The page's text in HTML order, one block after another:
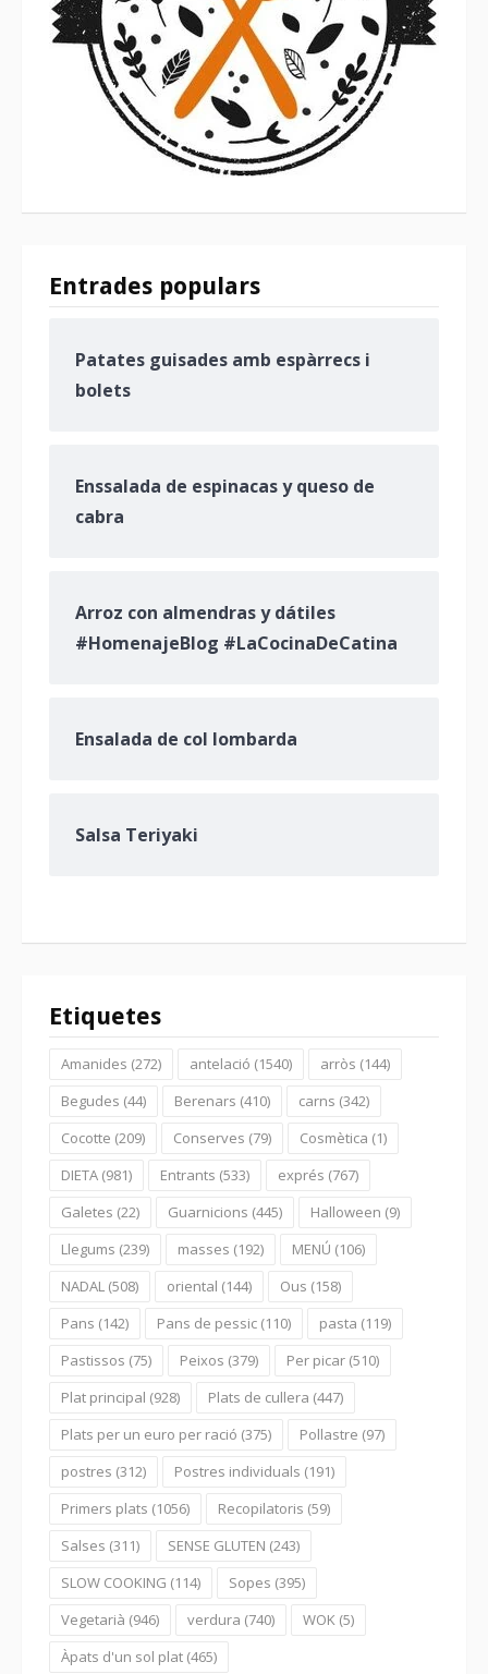
Entrades populars
Patates guisades amb espàrrecs i
bolets
Enssalada de espinacas y queso de
cabra
Arroz con almendras y dátiles
#HomenajeBlog #LaCocinaDeCatina
Ensalada de col lombarda
Salsa Teriyaki
Etiquetes
Amanides (272) antelació (1540) arròs (144)
Begudes (44) Berenars (410) carns (342)
Cocotte (209) Conserves (79) Cosmètica (1)
DIETA (981) Entrants (533) exprés (767)
Galetes (22) Guarnicions (445) Halloween (9)
Llegums (239) masses (192) MENÚ (106)
NADAL (508) oriental (144) Ous (158)
Pans (142) Pans de pessic (110) pasta (119)
Pastissos (75) Peixos (379) Per picar (510)
Plat principal (928) Plats de cullera (447)
Plats per un euro per ració (375) Pollastre (97)
postres (312) Postres individuals (191)
Primers plats (1056) Recopilatoris (59)
Salses (311) SENSE GLUTEN (243)
SLOW COOKING (114) Sopes (395)
Vegetarià (946) verdura (740) WOK (5)
Àpats d'un sol plat (465)